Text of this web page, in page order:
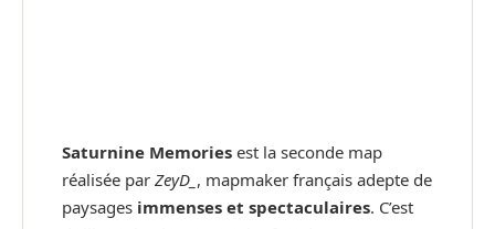
Saturnine Memories est la seconde map
réalisée parZeyD_ , mapmaker français adepte de
paysages immenses et spectaculaires. C’est